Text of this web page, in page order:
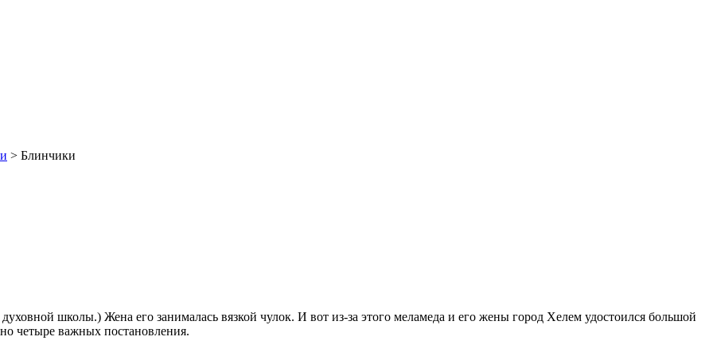
> Блинчики
школы.) Жена его занималась вязкой чулок. И вот из-за этого меламеда и его жены город Хелем удостоился большой
четыре важных постановления.